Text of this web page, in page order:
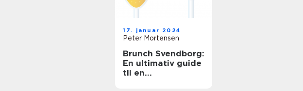
17. januar 2024
Peter Mortensen
Brunch Svendborg:
En ultimativ guide
til en